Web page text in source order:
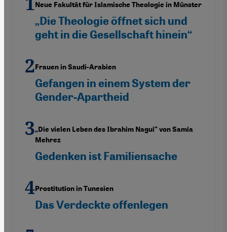
Neue Fakultät für Islamische Theologie in Münster
„Die Theologie öffnet sich und
geht in die Gesellschaft hinein“
Frauen in Saudi-Arabien
Gefangen in einem System der
Gender-Apartheid
„Die vielen Leben des Ibrahim Nagui“ von Samia
Mehrez
Gedenken ist Familiensache
Prostitution in Tunesien
Das Verdeckte offenlegen